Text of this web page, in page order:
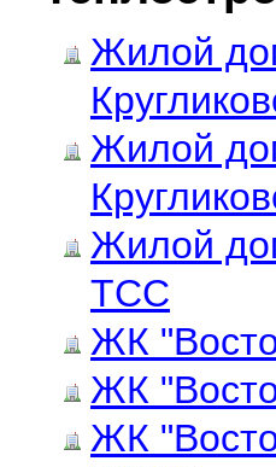
Жилой
Жилой
Жилой
ТСС
ЖК
ЖК
ЖК